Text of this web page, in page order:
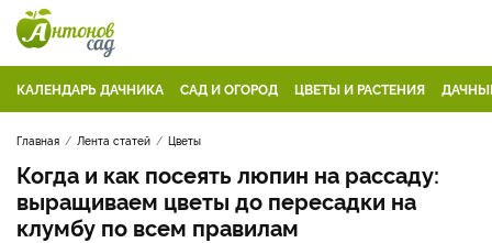
КАЛЕНДАРЬ ДАЧНИКА САД И ОГОРОД ЦВЕТЫ И РАСТЕНИЯ
Главная Лента статей Цветы
Когда и как посеять люпин на рассаду:
выращиваем цветы до пересадки на
клумбу по всем правилам